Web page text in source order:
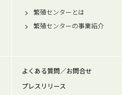
繁殖センターとは
繁殖センターの事業紹介
よくある質問／お問合せ
プレスリリース